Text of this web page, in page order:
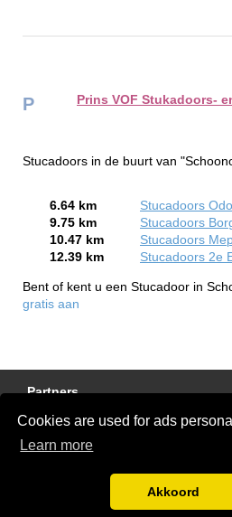
Cookies are used for ads
Learn more
Akkoord
P Prins VOF Stukadoors-
Stucadoors in de buurt van
6.64 km
Stucadoors
9.75 km
Stucadoors
10.47 km
Stucadoors
12.39 km
Stucadoors 2e
Bent of kent u een Stucadoor in
gratis aan
Partners
Gratis Stucadoor Offertes
Disclaimer